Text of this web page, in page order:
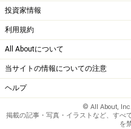
投資家情報
利用規約
All Aboutについて
当サイトの情報についての注意
ヘルプ
© All About,
掲載の記事・写真・イラストなど、すべ
を